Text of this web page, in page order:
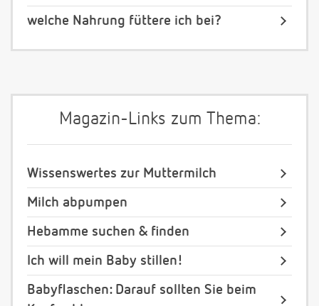
welche Nahrung füttere ich bei?
Magazin-Links zum Thema:
Wissenswertes zur Muttermilch
Milch abpumpen
Hebamme suchen & finden
Ich will mein Baby stillen!
Babyflaschen: Darauf sollten Sie beim